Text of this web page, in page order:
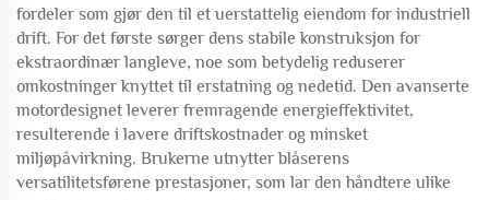
fordeler som gjør den til et uerstattelig eiendom for industriell
drift. For det første sørger dens stabile konstruksjon for
ekstraordinær langleve, noe som betydelig reduserer
omkostninger knyttet til erstatning og nedetid. Den avanserte
motordesignet leverer fremragende energieffektivitet,
resulterende i lavere driftskostnader og minsket
miljøpåvirkning. Brukerne utnytter blåserens
versatilitetsførene prestasjoner, som lar den håndtere ulike